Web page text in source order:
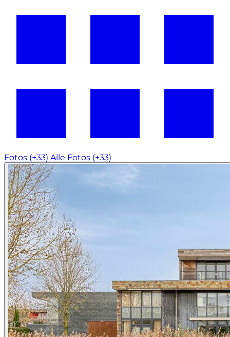
Fotos (+33) Alle Fotos (+33)